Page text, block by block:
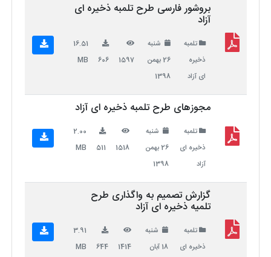
بروشور فارسی طرح تلمبه ذخیره ای
آزاد
تلمبه
ذخیره
ای آزاد
شنبه
26 بهمن
1398
1597
606
16.51
MB
مجوزهای طرح تلمبه ذخیره ای آزاد
تلمبه
ذخیره ای
آزاد
شنبه
26 بهمن
1398
1518
511
2.00
MB
گزارش تصمیم به واگذاری طرح
تلمیه ذخیره ای آزاد
تلمبه
ذخیره ای
شنبه
18 آبان
1414
644
3.91
MB